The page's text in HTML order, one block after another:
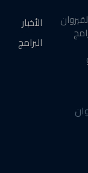
الأخبار
البرامج